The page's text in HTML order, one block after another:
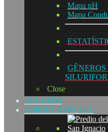
Mapa pH
Mapa
Close
REUNIÃO
ÁMÉRICA DO SUL